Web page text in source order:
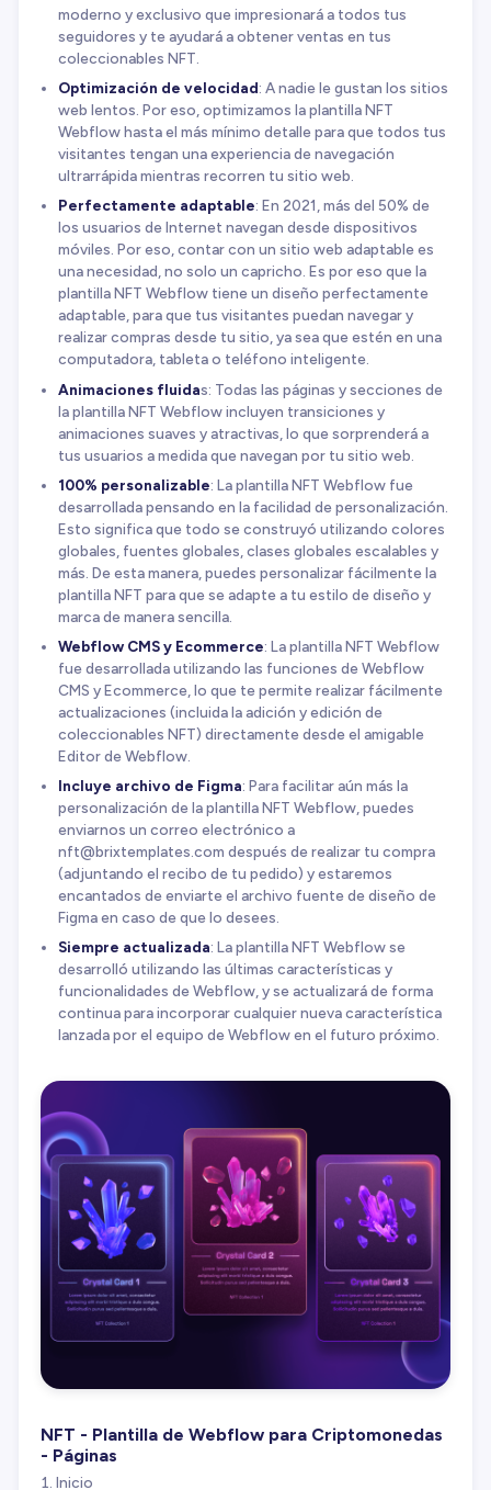
moderno y exclusivo que impresionará a todos tus
seguidores y te ayudará a obtener ventas en tus
coleccionables NFT.
Optimización de velocidad: A nadie le gustan los sitios
web lentos. Por eso, optimizamos la plantilla NFT
Webflow hasta el más mínimo detalle para que todos tus
visitantes tengan una experiencia de navegación
ultrarrápida mientras recorren tu sitio web.
Perfectamente adaptable: En 2021, más del 50% de
los usuarios de Internet navegan desde dispositivos
móviles. Por eso, contar con un sitio web adaptable es
una necesidad, no solo un capricho. Es por eso que la
plantilla NFT Webflow tiene un diseño perfectamente
adaptable, para que tus visitantes puedan navegar y
realizar compras desde tu sitio, ya sea que estén en una
computadora, tableta o teléfono inteligente.
Animaciones fluidas: Todas las páginas y secciones de
la plantilla NFT Webflow incluyen transiciones y
animaciones suaves y atractivas, lo que sorprenderá a
tus usuarios a medida que navegan por tu sitio web.
100% personalizable: La plantilla NFT Webflow fue
desarrollada pensando en la facilidad de personalización.
Esto significa que todo se construyó utilizando colores
globales, fuentes globales, clases globales escalables y
más. De esta manera, puedes personalizar fácilmente la
plantilla NFT para que se adapte a tu estilo de diseño y
marca de manera sencilla.
Webflow CMS y Ecommerce: La plantilla NFT Webflow
fue desarrollada utilizando las funciones de Webflow
CMS y Ecommerce, lo que te permite realizar fácilmente
actualizaciones (incluida la adición y edición de
coleccionables NFT) directamente desde el amigable
Editor de Webflow.
Incluye archivo de Figma: Para facilitar aún más la
personalización de la plantilla NFT Webflow, puedes
enviarnos un correo electrónico a
nft@brixtemplates.com después de realizar tu compra
(adjuntando el recibo de tu pedido) y estaremos
encantados de enviarte el archivo fuente de diseño de
Figma en caso de que lo desees.
Siempre actualizada: La plantilla NFT Webflow se
desarrolló utilizando las últimas características y
funcionalidades de Webflow, y se actualizará de forma
continua para incorporar cualquier nueva característica
lanzada por el equipo de Webflow en el futuro próximo.
NFT - Plantilla de Webflow para Criptomonedas
- Páginas
Inicio